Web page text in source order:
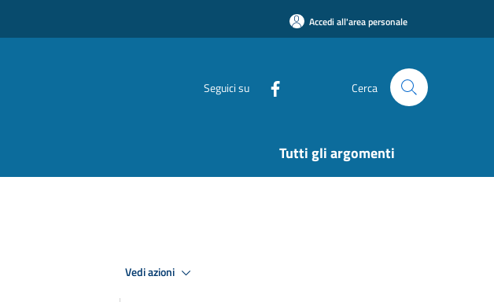
Accedi all'area personale
Seguici su Cerca
Tutti gli argomenti
Vedi azioni